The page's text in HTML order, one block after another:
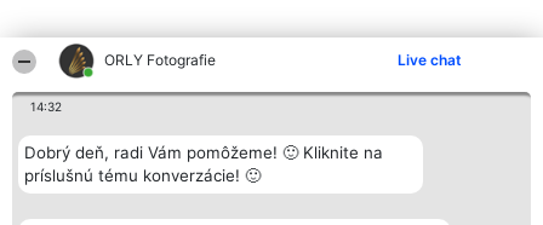
ORLY Fotografie Live chat
14:32
Dobrý deň, radi Vám pomôžeme! 🙂 Kliknite na
príslušnú tému konverzácie! 🙂
Organizátor hodnotenia
Bright Side Solutions sp. z o.
o. sp. k.
Wrocław 50-079
Hodnotenie
Laureáti
Lista
Laureatów
Kontakt
Kontakt